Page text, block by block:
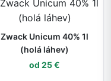
Zwack Unicum 40% 1l
(holá láhev)
od 25 €